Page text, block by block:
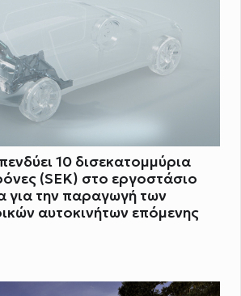
10 δισεκατομμύρια
(SEK) στο εργοστάσιο
για την παραγωγή των
αυτοκινήτων επόμενης